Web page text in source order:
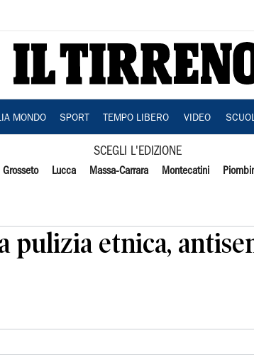
MONDO SPORT TEMPO LIBERO VIDEO
SCEGLI L'EDIZIONE
Grosseto Lucca Massa-Carrara Montecatini
pulizia etnica,